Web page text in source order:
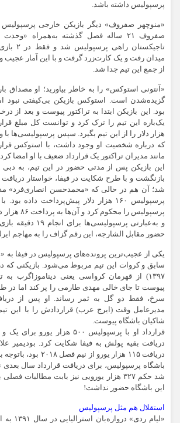
پرسپولیس داشته باشد.
«منوچهر صفروف» دیگر بازیکن خارجی
صفروف ۲۱ ساله فصل گذشته به‌همراه
تاجیکستان
از جمع این تیم جدا شد.
گزیده‌شدن است. استوکس بازیکن بی‌کیفتی نبود
بود. این بازیکن ابتدا به تراکتور پیوست و بعد از
هزار دلار را از این تیم بگیرد. سپس پرسپولیسی‌ها
که درباره شخصیت او وجود داشت، با استوکس
مانند مدیران تراکتور یک قرارداد ضعیف با او امضا
این بازیکن پس از مدتی حضور در این تیم، به دبی
بازنگشت و با طرح شکایت در فیفا، خواستار دریافت
شد؛ آن هم در حالی که «محمدحسن انصاری‌فرد»
پرسپولیس ۱۶۰ هزار دلار پیش‌پرداخت داده
پرسپولیس را
و به‌عبارتی
حضور مقابل الشارجه، این رقم گزاف را به مهاجم
یکی از عجیب‌ترین پرونده‌های پرسپولیس در فیفا به
۱۳۹۷) از قهرمان کرواسی یعنی دیناموزاگرب به
پیوست تا جای خالی مهدی طارمی را پر کند اما در
مدیرعامل وقت (ایرج عرب) قراردادش را با این
شاکیان باشگاه پیوست.
قرارداد او با پرسپولیس ۵۰۰ هزار
دریافت بقیه پولش به فیفا شکایت کرد. بودیمیر
دریافت ۱۱۵ هزار یورو از
باشگاه پرسپولیس، برای دریافت قرارداد سال بعدی
شد حکم ۳۲۷ هزار یورویی نیز بابت مطالبات
این باشگاه حضور نداشت!
استقلال هم مثل پرسپولیس
«لیام